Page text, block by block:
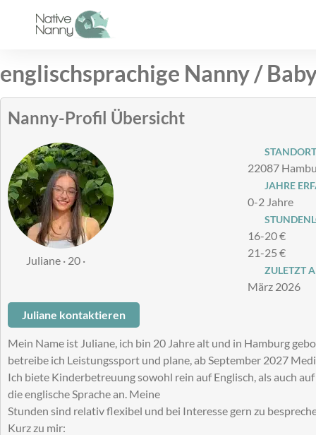
englischsprachige Nanny /
Nanny-Profil Übersicht
Juliane · 20 ·
STANDORT
22087
JAHRE
0-2 Jahre
16-20 €
21-25 €
ZULETZT
März 2026
Juliane kontaktieren
Mein Name ist Juliane, ich bin 20 Jahre alt und in Hamburg
betreibe ich Leistungssport und plane, ab September 2027
Ich biete Kinderbetreuung sowohl rein auf Englisch, als auch
die englische Sprache an. Meine
Stunden sind relativ flexibel und bei Interesse gern zu
Kurz zu mir: